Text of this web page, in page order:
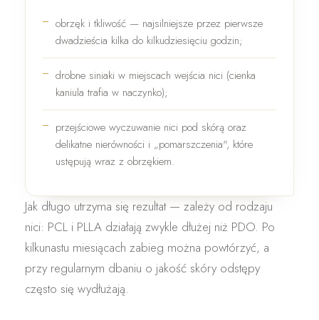
obrzęk i tkliwość— najsilniejsze przez pierwsze
dwadzieścia kilka do kilkudziesięciu godzin;
drobne siniaki w miejscach wejścia nici (cienka
kaniula trafia w naczynko);
przejściowe wyczuwanie nici pod skórą oraz
delikatne nierówności i „pomarszczenia", które
ustępują wraz z obrzękiem.
Jak długo utrzyma się rezultat — zależy od rodzaju
nici: PCL i PLLA działają zwykle dłużej niż PDO. Po
kilkunastu miesiącach zabieg można powtórzyć, a
przy regularnym dbaniu o jakość skóry odstępy
często się wydłużają.